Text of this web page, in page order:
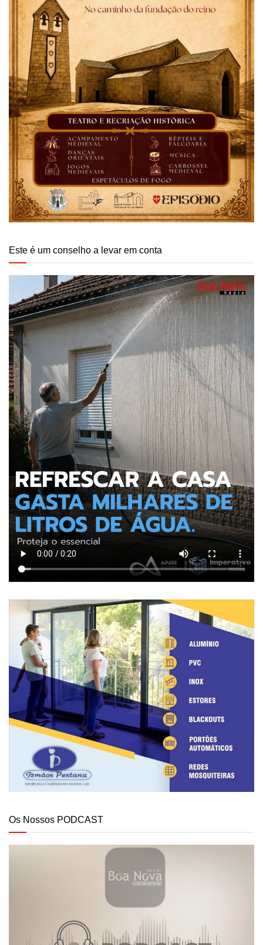
Este é um conselho a levar em conta
Os Nossos PODCAST